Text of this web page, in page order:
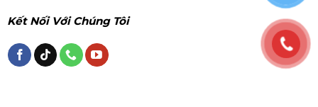
Kết Nối Với Chúng Tôi